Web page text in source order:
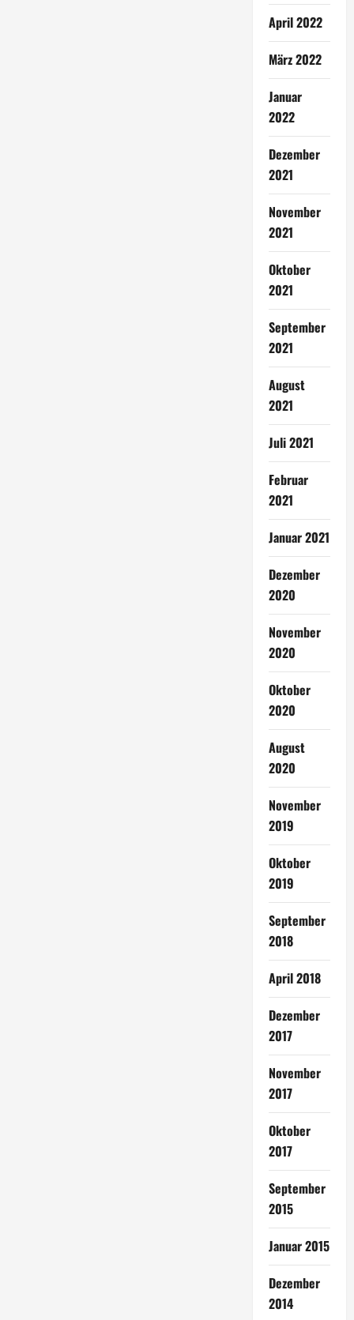
April 2022
März 2022
Januar
2022
Dezember
2021
November
2021
Oktober
2021
September
2021
August
2021
Juli 2021
Februar
2021
Januar 2021
Dezember
2020
November
2020
Oktober
2020
August
2020
November
2019
Oktober
2019
September
2018
April 2018
Dezember
2017
November
2017
Oktober
2017
September
2015
Januar 2015
Dezember
2014